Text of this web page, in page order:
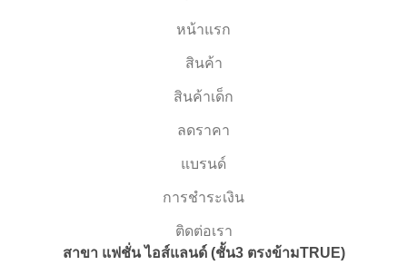
หน้าแรก
สินค้า
สินค้าเด็ก
ลดราคา
แบรนด์
การชำระเงิน
ติดต่อเรา
สาขา แฟชั่น ไอส์แลนด์ (ชั้น3 ตรงข้ามTRUE)